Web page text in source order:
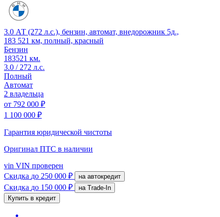
3.0 АТ (272 л.с.), бензин, автомат, внедорожник 5д.,
183 521 км, полный, красный
Бензин
183521 км.
3.0 / 272 л.с.
Полный
Автомат
2 владельца
от 792 000 ₽
1 100 000 ₽
Гарантия юридической чистоты
Оригинал ПТС в наличии
vin VIN проверен
Скидка до 250 000 ₽ на автокредит
Скидка до 150 000 ₽
на Trade-In
Купить в кредит